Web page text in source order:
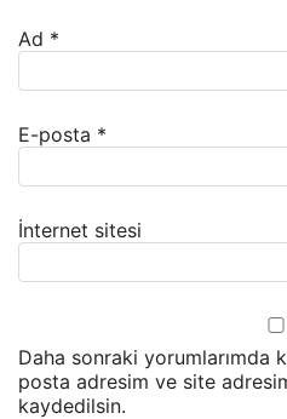
Ad *
E-posta *
İnternet sitesi
Daha sonraki yorumlarımda
posta adresim ve site
kaydedilsin.